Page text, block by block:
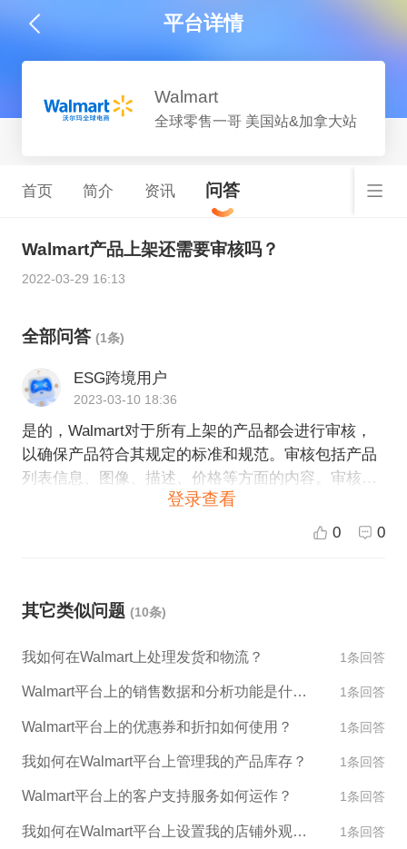
平台详情
Walmart
全球零售一哥 美国站&加拿大站
首页 简介 资讯 问答
Walmart产品上架还需要审核吗？
2022-03-29 16:13
全部问答 (1条)
ESG跨境用户
2023-03-10 18:36
是的，Walmart对于所有上架的产品都会进行审核，
以确保产品符合其规定的标准和规范。审核包括产品
列表信息、图像、描述、价格等方面的内容。审核时
间可能需要几个小时到几个工作日不等，具体时间取
决于审核信息的数量和复杂程度。如果出现问题需要
登录查看
0 0
其它类似问题 (10条)
我如何在Walmart上处理发货和物流？ 1条回答
Walmart平台上的销售数据和分析功能是什么？ 1条回答
Walmart平台上的优惠券和折扣如何使用？ 1条回答
我如何在Walmart平台上管理我的产品库存？ 1条回答
Walmart平台上的客户支持服务如何运作？ 1条回答
我如何在Walmart平台上设置我的店铺外观和设计？ 1条回答